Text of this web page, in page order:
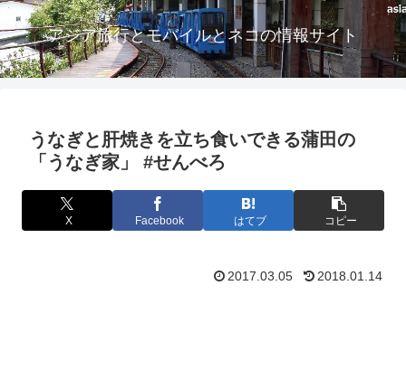
アジア旅行とモバイルとネコの情報サイト
うなぎと肝焼きを立ち食いできる蒲田の
「うなぎ家」 #せんべろ
X Facebook はてブ コピー
2017.03.05 2018.01.14